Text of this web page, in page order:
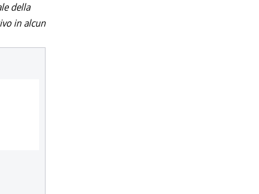
della
in alcun